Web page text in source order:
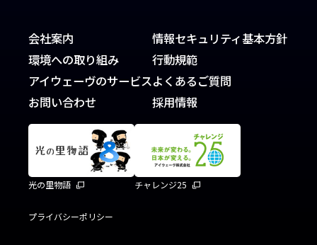
会社案内
環境への取り組み
アイウェーヴのサービス
お問い合わせ
情報セキュリティ基本方針
行動規範
よくあるご質問
採用情報
光の里物語 チャレンジ25
プライバシーポリシー